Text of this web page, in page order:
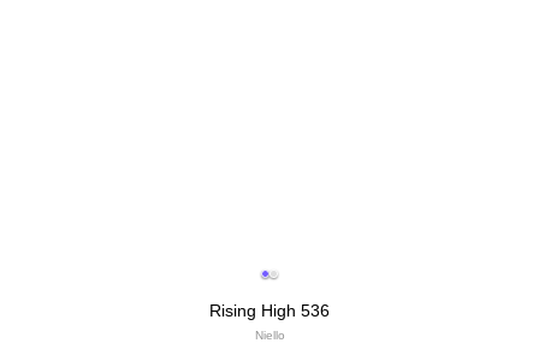
Rising High 536
Niello